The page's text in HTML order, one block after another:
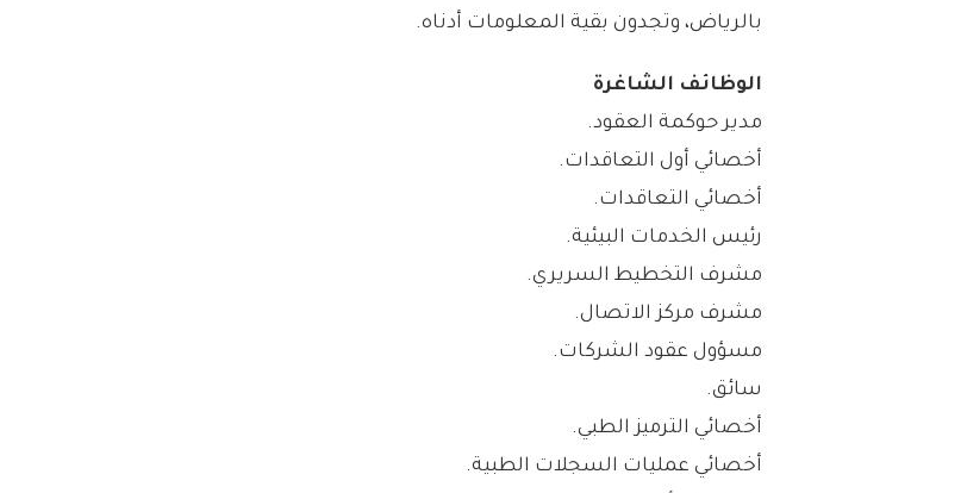
بالرياض، وتجدون بقية المعلومات أدناه.
الوظائف الشاغرة
مدير حوكمة العقود.
أخصائي أول التعاقدات.
أخصائي التعاقدات.
رئيس الخدمات البيئية.
مشرف التخطيط السريري.
مشرف مركز الاتصال.
مسؤول عقود الشركات.
سائق.
أخصائي الترميز الطبي.
أخصائي عمليات السجلات الطبية.